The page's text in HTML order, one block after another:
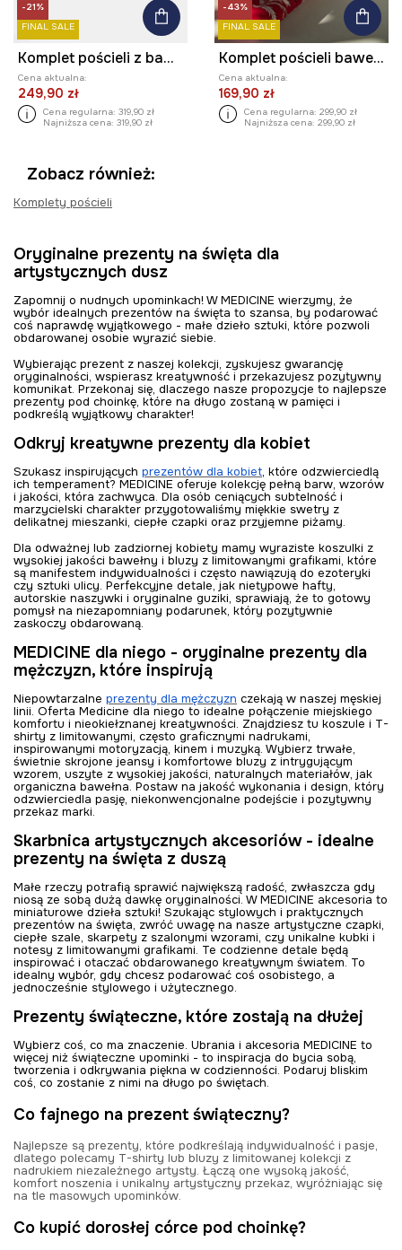
-21%
FINAL SALE
Komplet pościeli z bawełny satynowej 200 x 200 cm
Cena aktualna:
249,90 zł
Cena regularna: 319,90 zł
Najniższa cena: 319,90 zł
-43%
FINAL SALE
Komplet pościeli bawełnianej świątecznej 200 x 200 cm
Cena aktualna:
169,90 zł
Cena regularna: 299,90 zł
Najniższa cena: 299,90 zł
Zobacz również:
Komplety pościeli
Oryginalne prezenty na święta dla
artystycznych dusz
Zapomnij o nudnych upominkach! W MEDICINE wierzymy, że
wybór idealnych prezentów na święta to szansa, by podarować
coś naprawdę wyjątkowego - małe dzieło sztuki, które pozwoli
obdarowanej osobie wyrazić siebie.
Wybierając prezent z naszej kolekcji, zyskujesz gwarancję
oryginalności, wspierasz kreatywność i przekazujesz pozytywny
komunikat. Przekonaj się, dlaczego nasze propozycje to najlepsze
prezenty pod choinkę, które na długo zostaną w pamięci i
podkreślą wyjątkowy charakter!
Odkryj kreatywne prezenty dla kobiet
Szukasz inspirujących prezentów dla kobiet, które odzwierciedlą
ich temperament? MEDICINE oferuje kolekcję pełną barw, wzorów
i jakości, która zachwyca. Dla osób ceniących subtelność i
marzycielski charakter przygotowaliśmy miękkie swetry z
delikatnej mieszanki, ciepłe czapki oraz przyjemne piżamy.
Dla odważnej lub zadziornej kobiety mamy wyraziste koszulki z
wysokiej jakości bawełny i bluzy z limitowanymi grafikami, które
są manifestem indywidualności i często nawiązują do ezoteryki
czy sztuki ulicy. Perfekcyjne detale, jak nietypowe hafty,
autorskie naszywki i oryginalne guziki, sprawiają, że to gotowy
pomysł na niezapomniany podarunek, który pozytywnie
zaskoczy obdarowaną.
MEDICINE dla niego - oryginalne prezenty dla
mężczyzn, które inspirują
Niepowtarzalne prezenty dla mężczyzn czekają w naszej męskiej
linii. Oferta Medicine dla niego to idealne połączenie miejskiego
komfortu i nieokiełznanej kreatywności. Znajdziesz tu koszule i T-
shirty z limitowanymi, często graficznymi nadrukami,
inspirowanymi motoryzacją, kinem i muzyką. Wybierz trwałe,
świetnie skrojone jeansy i komfortowe bluzy z intrygującym
wzorem, uszyte z wysokiej jakości, naturalnych materiałów, jak
organiczna bawełna. Postaw na jakość wykonania i design, który
odzwierciedla pasję, niekonwencjonalne podejście i pozytywny
przekaz marki.
Skarbnica artystycznych akcesoriów - idealne
prezenty na święta z duszą
Małe rzeczy potrafią sprawić największą radość, zwłaszcza gdy
niosą ze sobą dużą dawkę oryginalności. W MEDICINE akcesoria to
miniaturowe dzieła sztuki! Szukając stylowych i praktycznych
prezentów na święta, zwróć uwagę na nasze artystyczne czapki,
ciepłe szale, skarpety z szalonymi wzorami, czy unikalne kubki i
notesy z limitowanymi grafikami. Te codzienne detale będą
inspirować i otaczać obdarowanego kreatywnym światem. To
idealny wybór, gdy chcesz podarować coś osobistego, a
jednocześnie stylowego i użytecznego.
Prezenty świąteczne, które zostają na dłużej
Wybierz coś, co ma znaczenie. Ubrania i akcesoria MEDICINE to
więcej niż świąteczne upominki - to inspiracja do bycia sobą,
tworzenia i odkrywania piękna w codzienności. Podaruj bliskim
coś, co zostanie z nimi na długo po świętach.
Co fajnego na prezent świąteczny?
Najlepsze są prezenty, które podkreślają indywidualność i pasje,
dlatego polecamy T-shirty lub bluzy z limitowanej kolekcji z
nadrukiem niezależnego artysty. Łączą one wysoką jakość,
komfort noszenia i unikalny artystyczny przekaz, wyróżniając się
na tle masowych upominków.
Co kupić dorosłej córce pod choinkę?